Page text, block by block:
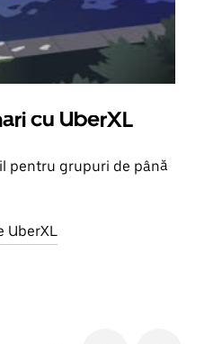
cu UberXL
pentru grupuri de până
UberXL